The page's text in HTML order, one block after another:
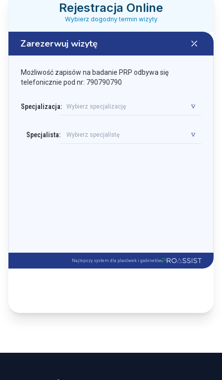
Rejestracja Online
Wybierz dogodny termin wizyty